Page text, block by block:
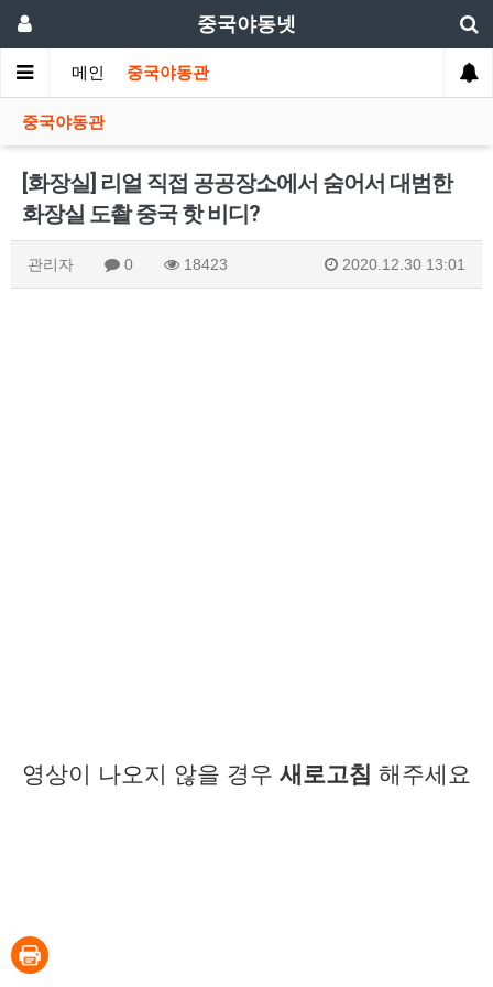
중국야동넷
메인 중국야동관
중국야동관
[화장실] 리얼 직접 공공장소에서 숨어서 대범한
화장실 도촬 중국 핫 비디?
관리자 0 18423 2020.12.30 13:01
영상이 나오지 않을 경우 새로고침 해주세요